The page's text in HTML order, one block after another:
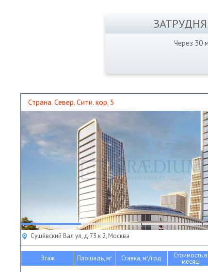
Через 30
Страна. Север. Сити. кор. 5
Сущёвский Вал ул, д 73 к 2, Москва
Этаж Площадь, м2 Ставка, м2/год Стоимость в
месяц